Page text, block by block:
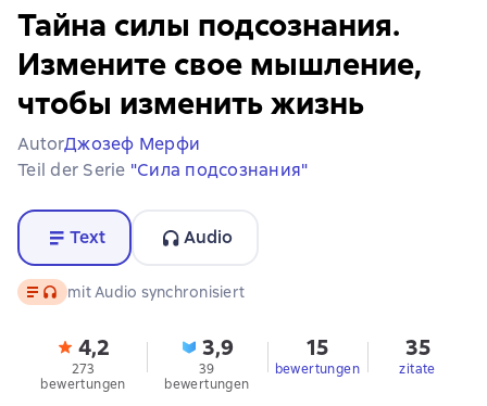
Тайна силы подсознания.
Измените свое мышление,
чтобы изменить жизнь
AutorДжозеф Мерфи
Teil der Serie "Сила подсознания"
Text Audio
Text, Audioformat verfügbar
mit Audio synchronisiert
4,2
273
bewertungen
3,9
39
bewertungen
15
bewertungen
35
zitate